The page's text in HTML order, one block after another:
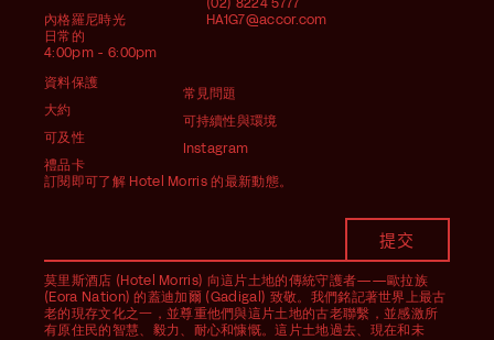
內格羅尼時光
日常的
4:00pm - 6:00pm
HA1G7@accor.com
資料保護
大約
可及性
禮品卡
常見問題
可持續性與環境
Instagram
訂閱即可了解 Hotel Morris 的最新動態。
莫里斯酒店 (Hotel Morris) 向這片土地的傳統守護者——歐拉族
(Eora Nation) 的蓋迪加爾 (Gadigal) 致敬。我們銘記著世界上最古
老的現存文化之一，並尊重他們與這片土地的古老聯繫，並感激所
有原住民的智慧、毅力、耐心和慷慨。這片土地過去、現在和未